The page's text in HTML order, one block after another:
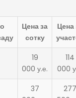
Цена за
сотку
Цена
19
000 у.е.
114
000
37
277